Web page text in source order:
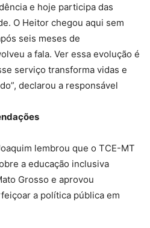
e hoje participa das
O Heitor chegou aqui sem
seis meses de
a fala. Ver essa evolução é
serviço transforma vidas e
declarou a responsável
lembrou que o TCE-MT
a educação inclusiva
Grosso e aprovou
a política pública em